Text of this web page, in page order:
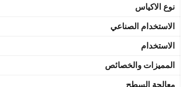
نوع الاكياس
الاستخدام الصناعي
الاستخدام
المميزات والخصائص
معالجة السطح